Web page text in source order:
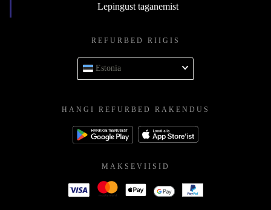
Lepingust taganemist
REFURBED RIIGIS
Estonia
HANGI REFURBED RAKENDUS
MAKSEVIISID